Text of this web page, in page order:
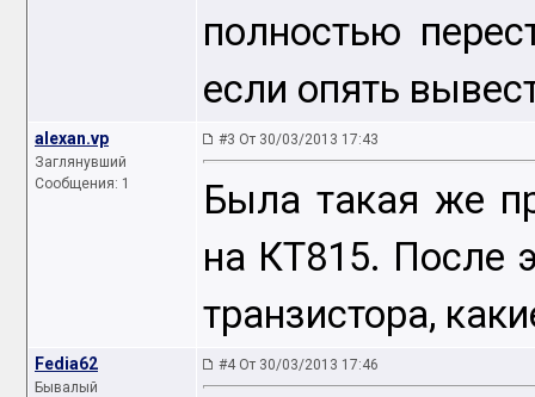
полностью
если опять
alexan.vp
Заглянувший
Сообщения: 1
#3 От 30/03/2013 17:43
Была такая же
на КТ815. После
транзистора,
Fedia62
Бывалый
#4 От 30/03/2013 17:46